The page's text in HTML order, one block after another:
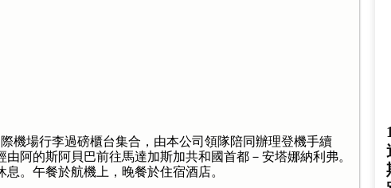
機場行李過磅櫃台集合，由本公司領隊陪同辦理登機手續
阿的斯阿貝巴前往馬達加斯加共和國首都－安塔娜納利弗。
。午餐於航機上，晚餐於住宿酒店。